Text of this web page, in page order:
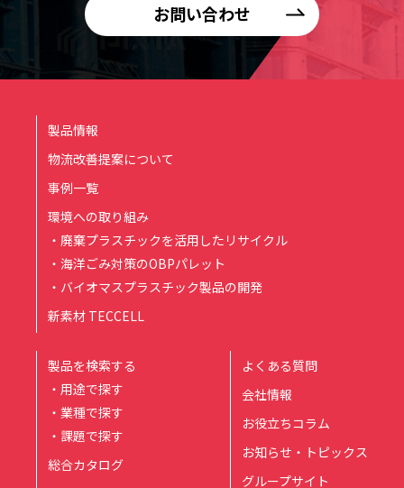
お問い合わせ
製品情報
物流改善提案について
事例一覧
環境への取り組み
・廃棄プラスチックを活用したリサイクル
・海洋ごみ対策のOBPパレット
・バイオマスプラスチック製品の開発
新素材 TECCELL
製品を検索する
・用途で探す
・業種で探す
・課題で探す
総合カタログ
よくある質問
会社情報
お役立ちコラム
お知らせ・トピックス
グループサイト